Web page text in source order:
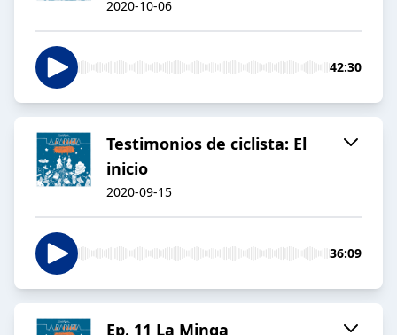
2020-10-06
42:30
Testimonios de ciclista: El
inicio
2020-09-15
36:09
Ep. 11 La Minga